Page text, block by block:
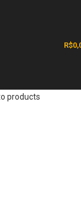
R$
products